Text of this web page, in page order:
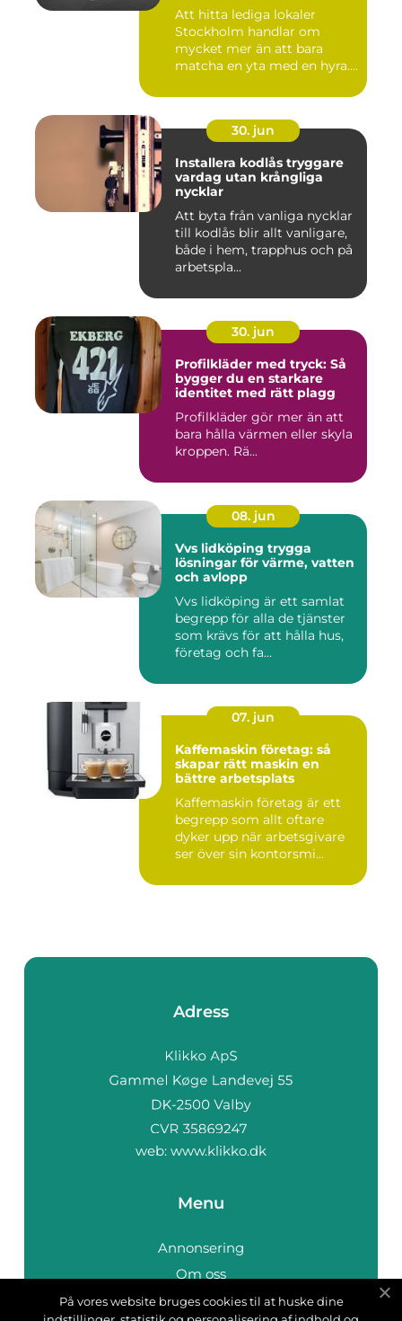
Att hitta lediga lokaler
Stockholm handlar om
mycket mer än att bara
matcha en yta med en hyra.
30. jun
Installera kodlås tryggare
vardag utan krångliga
nycklar
Att byta från vanliga nycklar
till kodlås blir allt vanligare,
både i hem, trapphus och på
arbetspla...
30. jun
Profilkläder med tryck: Så
bygger du en starkare
identitet med rätt plagg
Profilkläder gör mer än att
bara hålla värmen eller skyla
kroppen. Rä...
08. jun
Vvs lidköping trygga
lösningar för värme, vatten
och avlopp
Vvs lidköping är ett samlat
begrepp för alla de tjänster
som krävs för att hålla hus,
företag och fa...
07. jun
Kaffemaskin företag: så
skapar rätt maskin en
bättre arbetsplats
Kaffemaskin företag är ett
begrepp som allt oftare
dyker upp när arbetsgivare
ser över sin kontorsmi...
Adress
web: www.klikko.dk
Menu
Annonsering
Om oss
Cookies
På vores website bruges cookies til at huske dine